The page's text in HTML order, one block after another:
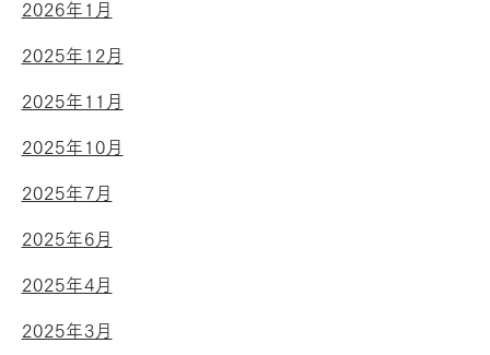
2026年1月
2025年12月
2025年11月
2025年10月
2025年7月
2025年6月
2025年4月
2025年3月